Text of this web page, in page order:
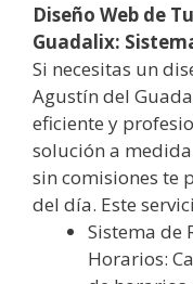
Diseño Web de
Guadalix:
Si necesitas un
Agustín del
eficiente y
solución a
sin comisiones te
del día. Este
Sistema de
Horarios: